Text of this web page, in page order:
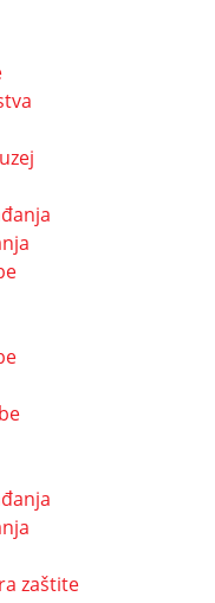
zaštite